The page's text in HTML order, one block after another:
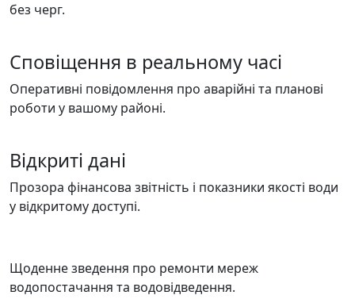
без черг.
Сповіщення в реальному часі
Оперативні повідомлення про аварійні та планові
роботи у вашому районі.
Відкриті дані
Прозора фінансова звітність і показники якості води
у відкритому доступі.
Щоденне зведення про ремонти мереж
водопостачання та водовідведення.